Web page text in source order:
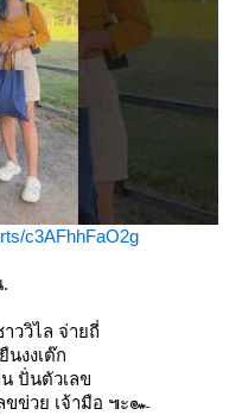
c3AFhhFaO2g
ววิไล จ่ายถี่
งงเต๊ก
ปั่นตัวเลข
ขข่วย เจ้ามือ ๚ะ๛